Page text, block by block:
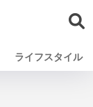
ライフスタイル